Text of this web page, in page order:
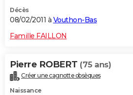
Décès
08/02/2011 à Vouthon-Bas
Famille FAILLON
Pierre ROBERT (75 ans)
Créer une cagnotte obsèques
Naissance